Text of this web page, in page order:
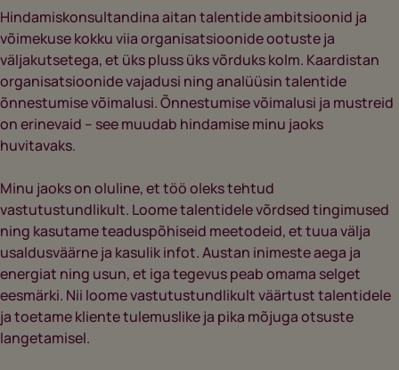
Hindamiskonsultandina aitan talentide ambitsioonid ja
võimekuse kokku viia organisatsioonide ootuste ja
väljakutsetega, et üks pluss üks võrduks kolm. Kaardistan
organisatsioonide vajadusi ning analüüsin talentide
õnnestumise võimalusi. Õnnestumise võimalusi ja mustreid
on erinevaid – see muudab hindamise minu jaoks
huvitavaks.
Minu jaoks on oluline, et töö oleks tehtud
vastutustundlikult. Loome talentidele võrdsed tingimused
ning kasutame teaduspõhiseid meetodeid, et tuua välja
usaldusväärne ja kasulik infot. Austan inimeste aega ja
energiat ning usun, et iga tegevus peab omama selget
eesmärki. Nii loome vastutustundlikult väärtust talentidele
ja toetame kliente tulemuslike ja pika mõjuga otsuste
langetamisel.